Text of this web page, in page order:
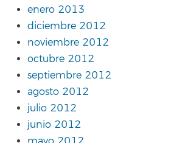
enero 2013
diciembre 2012
noviembre 2012
octubre 2012
septiembre 2012
agosto 2012
julio 2012
junio 2012